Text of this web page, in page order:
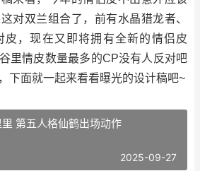
对双兰组合了，前有水晶猎龙者、
皮，现在又即将拥有全新的情侣皮
里情皮数量最多的CP没有人反对吧
下面就一起来看看曝光的设计稿吧~
第五人格仙鹤出场动作
2025-09-27